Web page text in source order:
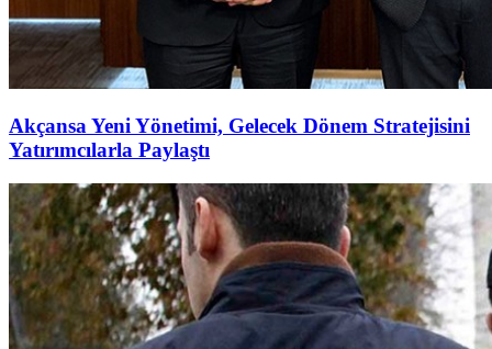
Akçansa Yeni Yönetimi, Gelecek Dönem Stratejisini
Yatırımcılarla Paylaştı